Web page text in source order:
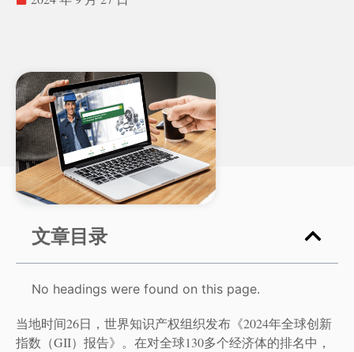
文章目录
No headings were found on this page.
当地时间26日，世界知识产权组织发布《2024年全球创新
指数（GII）报告》。在对全球130多个经济体的排名中，